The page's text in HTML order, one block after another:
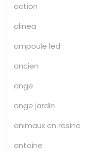
action
alinea
ampoule led
ancien
ange
ange jardin
animaux en resine
antoine